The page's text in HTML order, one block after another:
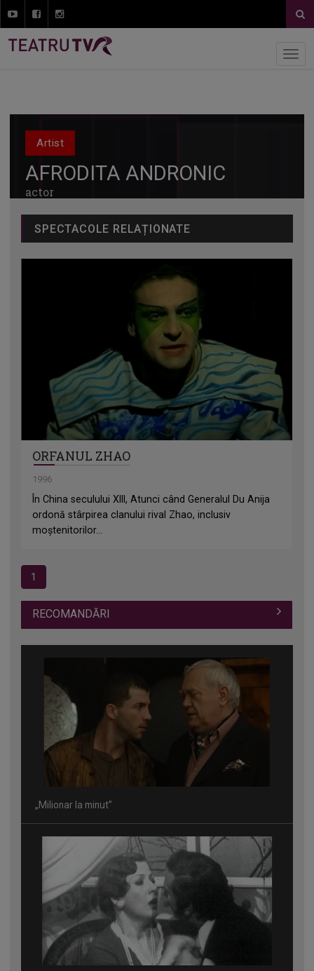
Artist
AFRODITA ANDRONIC
actor
SPECTACOLE RELAȚIONATE
ORFANUL ZHAO
1996
În China seculului XIII, Atunci când Generalul Du Anija
ordonă stârpirea clanului rival Zhao, inclusiv
moștenitorilor...
1
RECOMANDĂRI
„Milionar la minut”